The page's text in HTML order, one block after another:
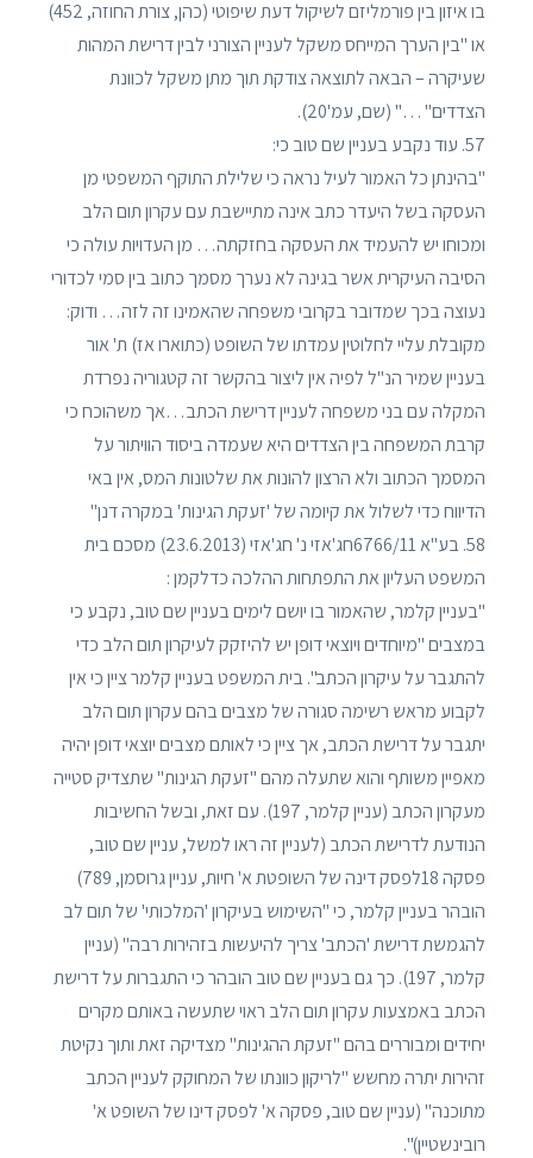
בו איזון בין פורמליזם לשיקול דעת שיפוטי (כהן, צורת החוזה, 452)
או "בין הערך המייחס משקל לעניין הצורני לבין דרישת המהות
שעיקרה – הבאה לתוצאה צודקת תוך מתן משקל לכוונת
הצדדים" …" (שם, עמ'20).
57. עוד נקבע בעניין שם טוב כי:
"בהינתן כל האמור לעיל נראה כי שלילת התוקף המשפטי מן
העסקה בשל היעדר כתב אינה מתיישבת עם עקרון תום הלב
ומכוחו יש להעמיד את העסקה בחזקתה… מן העדויות עולה כי
הסיבה העיקרית אשר בגינה לא נערך מסמך כתוב בין סמי לכדורי
נעוצה בכך שמדובר בקרובי משפחה שהאמינו זה לזה… ודוק:
מקובלת עליי לחלוטין עמדתו של השופט (כתוארו אז) ת' אור
בעניין שמיר הנ"ל לפיה אין ליצור בהקשר זה קטגוריה נפרדת
המקלה עם בני משפחה לעניין דרישת הכתב…אך משהוכח כי
קרבת המשפחה בין הצדדים היא שעמדה ביסוד הוויתור על
המסמך הכתוב ולא הרצון להונות את שלטונות המס, אין באי
הדיווח כדי לשלול את קיומה של 'זעקת הגינות' במקרה דנן"
58. בע"א 6766/11חג'אזי נ' חג'אזי (23.6.2013) מסכם בית
המשפט העליון את התפתחות ההלכה כדלקמן :
"בעניין קלמר, שהאמור בו יושם לימים בעניין שם טוב, נקבע כי
במצבים "מיוחדים ויוצאי דופן יש להיזקק לעיקרון תום הלב כדי
להתגבר על עיקרון הכתב". בית המשפט בעניין קלמר ציין כי אין
לקבוע מראש רשימה סגורה של מצבים בהם עקרון תום הלב
יתגבר על דרישת הכתב, אך ציין כי לאותם מצבים יוצאי דופן יהיה
מאפיין משותף והוא שתעלה מהם "זעקת הגינות" שתצדיק סטייה
מעקרון הכתב (עניין קלמר, 197). עם זאת, ובשל החשיבות
הנודעת לדרישת הכתב (לעניין זה ראו למשל, עניין שם טוב,
פסקה 18לפסק דינה של השופטת א' חיות, עניין גרוסמן, 789)
הובהר בעניין קלמר, כי "השימוש בעיקרון 'המלכותי' של תום לב
להגמשת דרישת 'הכתב' צריך להיעשות בזהירות רבה" (עניין
קלמר, 197). כך גם בעניין שם טוב הובהר כי התגברות על דרישת
הכתב באמצעות עקרון תום הלב ראוי שתעשה באותם מקרים
יחידים ומבוררים בהם "זעקת ההגינות" מצדיקה זאת ותוך נקיטת
זהירות יתרה מחשש "לריקון כוונתו של המחוקק לעניין הכתב
מתוכנה" (עניין שם טוב, פסקה א' לפסק דינו של השופט א'
רובינשטיין)".